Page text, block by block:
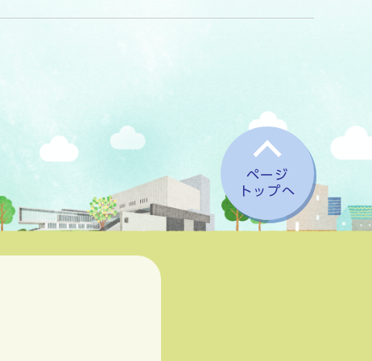
ページ
トップへ